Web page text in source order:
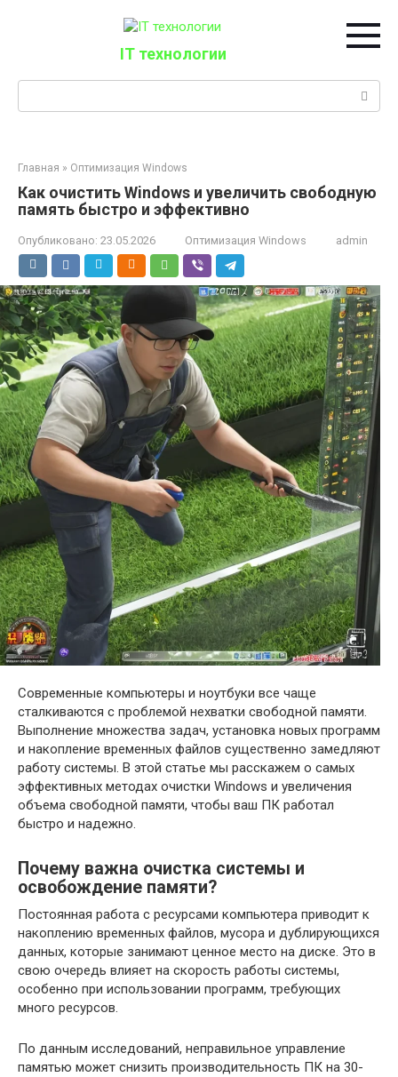
IT технологии
Главная » Оптимизация Windows
Как очистить Windows и увеличить свободную
память быстро и эффективно
Опубликовано: 23.05.2026 Оптимизация Windows admin
Современные компьютеры и ноутбуки все чаще
сталкиваются с проблемой нехватки свободной памяти.
Выполнение множества задач, установка новых программ
и накопление временных файлов существенно замедляют
работу системы. В этой статье мы расскажем о самых
эффективных методах очистки Windows и увеличения
объема свободной памяти, чтобы ваш ПК работал
быстро и надежно.
Почему важна очистка системы и
освобождение памяти?
Постоянная работа с ресурсами компьютера приводит к
накоплению временных файлов, мусора и дублирующихся
данных, которые занимают ценное место на диске. Это в
свою очередь влияет на скорость работы системы,
особенно при использовании программ, требующих
много ресурсов.
По данным исследований, неправильное управление
памятью может снизить производительность ПК на 30-